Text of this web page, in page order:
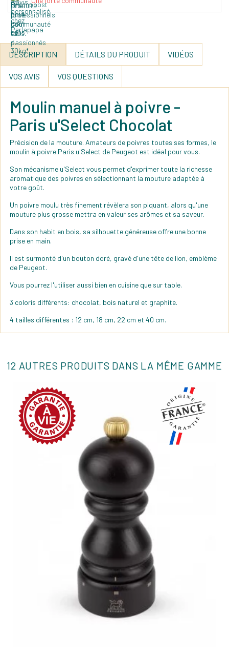
DESCRIPTION DÉTAILS DU PRODUIT VIDÉOS
VOS AVIS VOS QUESTIONS
Moulin manuel à poivre -
Paris u'Select Chocolat
Précision de la mouture. Amateurs de poivres toutes ses formes, le
moulin à poivre Paris u'Select de Peugeot est idéal pour vous.
Son mécanisme u'Select vous permet d'exprimer toute la richesse
aromatique des poivres en sélectionnant la mouture adaptée à
votre goût.
Un poivre moulu très finement révèlera son piquant, alors qu'une
mouture plus grosse mettra en valeur ses arômes et sa saveur.
Dans son habit en bois, sa silhouette généreuse offre une bonne
prise en main.
Il est surmonté d'un bouton doré, gravé d'une tête de lion, emblème
de Peugeot.
Vous pourrez l'utiliser aussi bien en cuisine que sur table.
3 coloris différents: chocolat, bois naturel et graphite.
4 tailles différentes : 12 cm, 18 cm, 22 cm et 40 cm.
12 AUTRES PRODUITS DANS LA MÊME GAMME